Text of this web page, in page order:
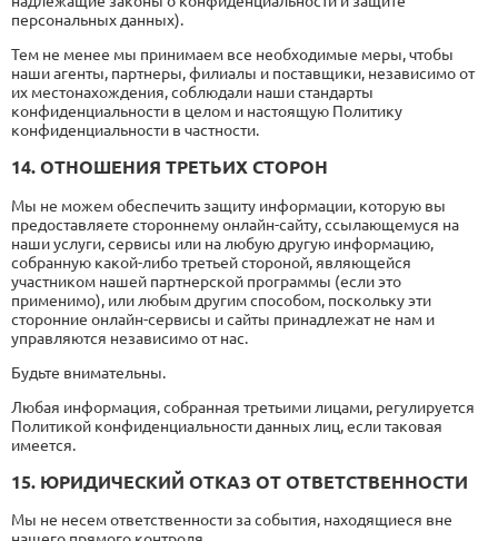
персональных данных).
Тем не менее мы принимаем все необходимые меры, чтобы
наши агенты, партнеры, филиалы и поставщики, независимо от
их местонахождения, соблюдали наши стандарты
конфиденциальности в целом и настоящую Политику
конфиденциальности в частности.
14. ОТНОШЕНИЯ ТРЕТЬИХ СТОРОН
Мы не можем обеспечить защиту информации, которую вы
предоставляете стороннему онлайн-сайту, ссылающемуся на
наши услуги, сервисы или на любую другую информацию,
собранную какой-либо третьей стороной, являющейся
участником нашей партнерской программы (если это
применимо), или любым другим способом, поскольку эти
сторонние онлайн-сервисы и сайты принадлежат не нам и
управляются независимо от нас.
Будьте внимательны.
Любая информация, собранная третьими лицами, регулируется
Политикой конфиденциальности данных лиц, если таковая
имеется.
15. ЮРИДИЧЕСКИЙ ОТКАЗ ОТ ОТВЕТСТВЕННОСТИ
Мы не несем ответственности за события, находящиеся вне